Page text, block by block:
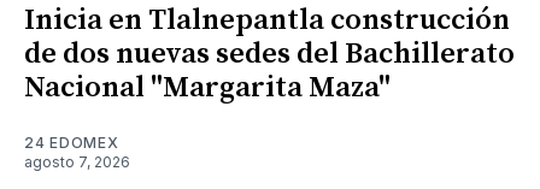
Inicia en Tlalnepantla construcción
de dos nuevas sedes del Bachillerato
Nacional "Margarita Maza"
24 EDOMEX
agosto 7, 2026